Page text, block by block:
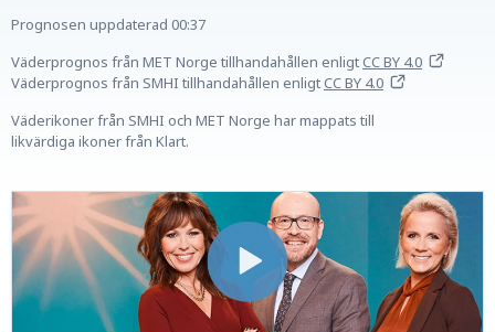
Prognosen uppdaterad 00:37
Väderprognos från MET Norge tillhandahållen enligtCC BY 4.0
Väderprognos från SMHI tillhandahållen enligtCC BY 4.0
Väderikoner från SMHI och MET Norge har mappats till
likvärdiga ikoner från Klart.